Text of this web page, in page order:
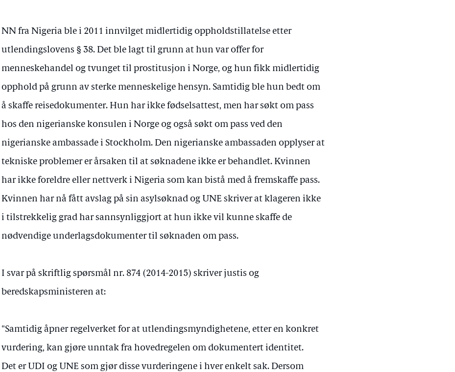
NN fra Nigeria ble i 2011 innvilget midlertidig oppholdstillatelse etter
utlendingslovens § 38. Det ble lagt til grunn at hun var offer for
menneskehandel og tvunget til prostitusjon i Norge, og hun fikk midlertidig
opphold på grunn av sterke menneskelige hensyn. Samtidig ble hun bedt om
å skaffe reisedokumenter. Hun har ikke fødselsattest, men har søkt om pass
hos den nigerianske konsulen i Norge og også søkt om pass ved den
nigerianske ambassade i Stockholm. Den nigerianske ambassaden opplyser at
tekniske problemer er årsaken til at søknadene ikke er behandlet. Kvinnen
har ikke foreldre eller nettverk i Nigeria som kan bistå med å fremskaffe pass.
Kvinnen har nå fått avslag på sin asylsøknad og UNE skriver at klageren ikke
i tilstrekkelig grad har sannsynliggjort at hun ikke vil kunne skaffe de
nødvendige underlagsdokumenter til søknaden om pass.
I svar på skriftlig spørsmål nr. 874 (2014-2015) skriver justis og
beredskapsministeren at:
"Samtidig åpner regelverket for at utlendingsmyndighetene, etter en konkret
vurdering, kan gjøre unntak fra hovedregelen om dokumentert identitet.
Det er UDI og UNE som gjør disse vurderingene i hver enkelt sak. Dersom